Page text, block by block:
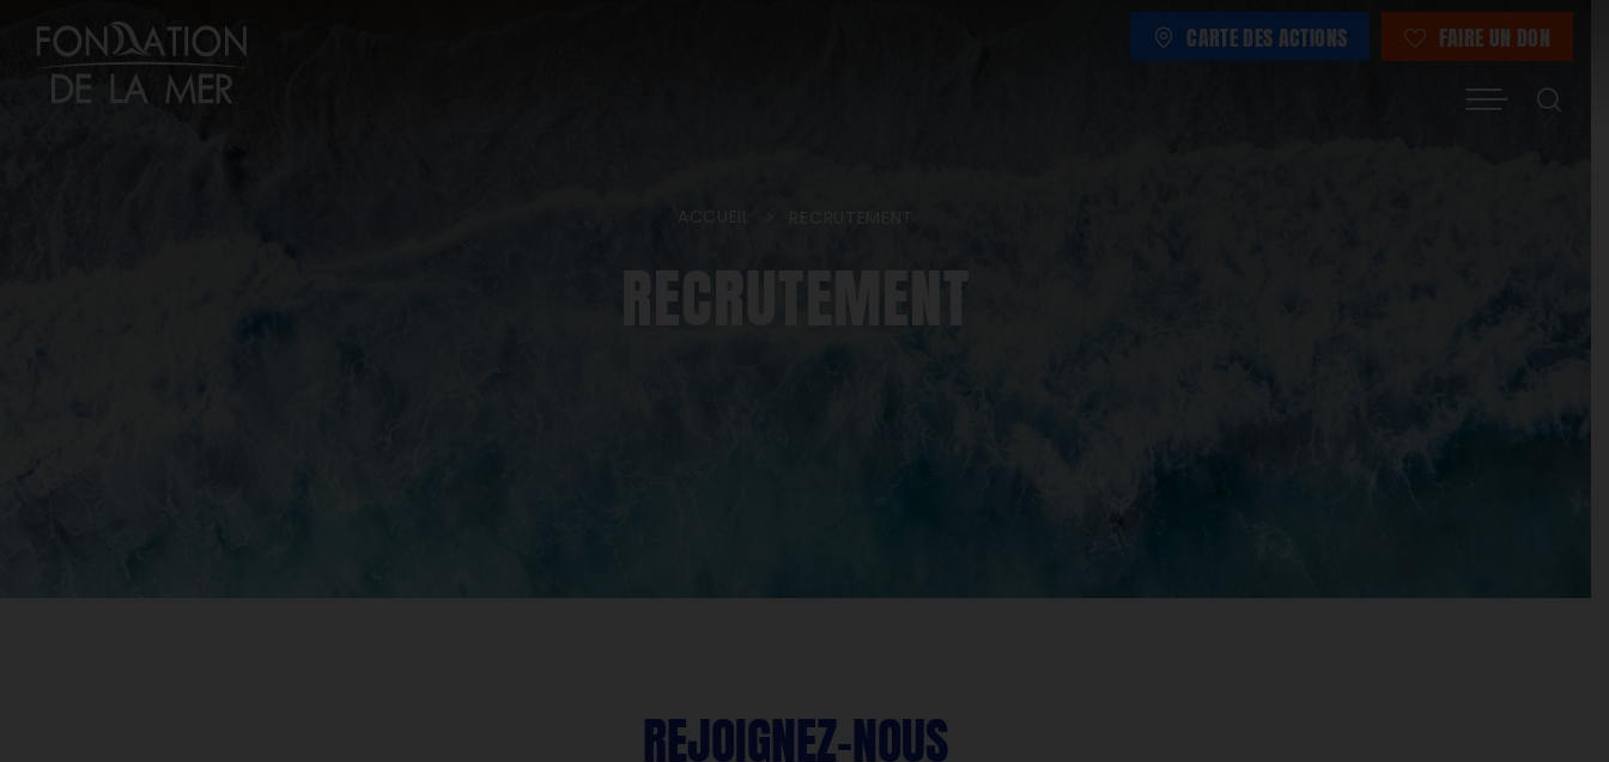
Passer
contenu
Menu
CARTE DES ACTIONS FAIRE UN DON
ACCUEIL > RECRUTEMENT
RECRUTEMENT
REJOIGNEZ-NOUS